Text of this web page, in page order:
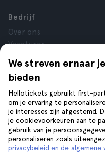
We streven ernaar
bieden
Hellotickets gebruikt first-
om je ervaring te
je interesses zijn afgestemd.
je cookievoorkeuren aan te
gebruik van je
personaliseren zoals
privacybeleid en de algemene
Bedrijf
Over ons
Vacatures
Reviews
Privacy
Voorwaarden
Juridische kennisgeving
Cookies
Help